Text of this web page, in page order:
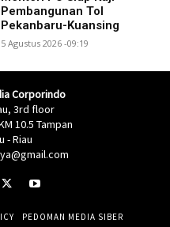
Pembangunan Tol
Pekanbaru-Kuansing
5 Agustus 2026 -09:19
Corporindo
3rd floor
10.5 Tampan
- Riau
PEDOMAN MEDIA SIBER